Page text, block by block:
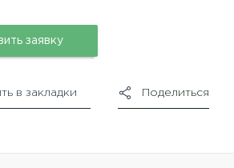
заявку
в закладки Поделиться